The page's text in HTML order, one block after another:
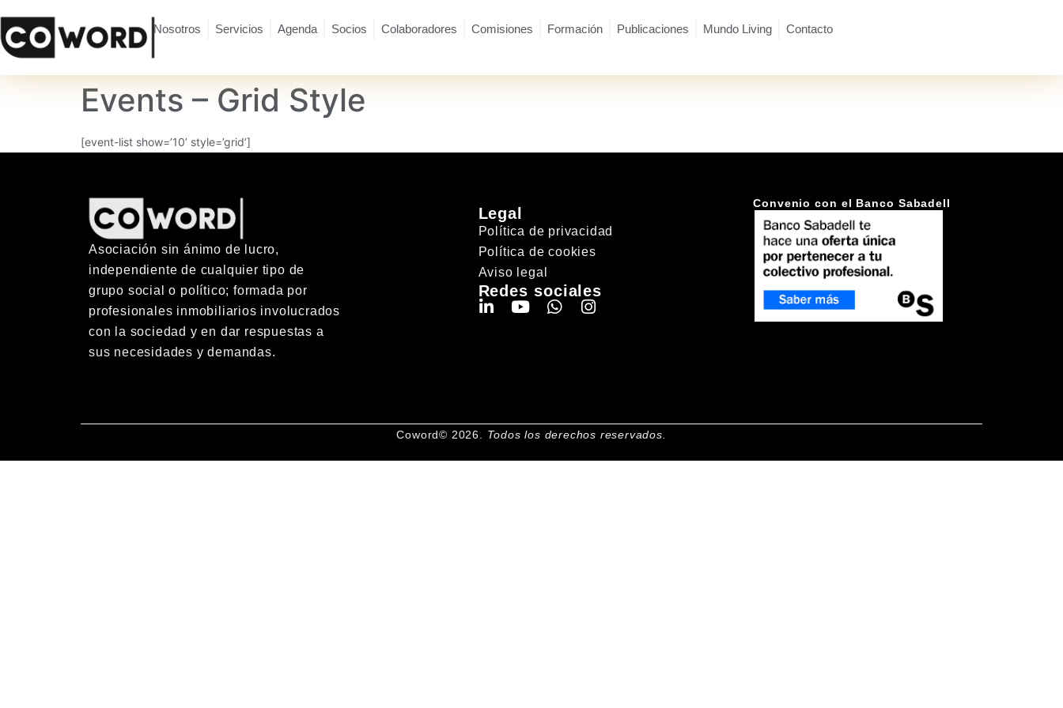
Nosotros Servicios Agenda Socios Colaboradores Comisiones Formación Publicaciones Mundo Living Contacto
Events – Grid Style
[event-list show=’10’ style=’grid’]
Asociación sin ánimo de lucro,
independiente de cualquier tipo de
grupo social o político; formada por
profesionales inmobiliarios involucrados
con la sociedad y en dar respuestas a
sus necesidades y demandas.
Legal
Política de privacidad
Política de cookies
Aviso legal
Redes sociales
Convenio con el Banco Sabadell
Coword© 2026. Todos los derechos reservados.